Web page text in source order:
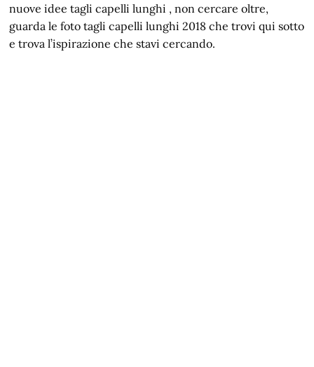
nuove idee tagli capelli lunghi , non cercare oltre,
guarda le foto tagli capelli lunghi 2018 che trovi qui sotto
e trova l’ispirazione che stavi cercando.